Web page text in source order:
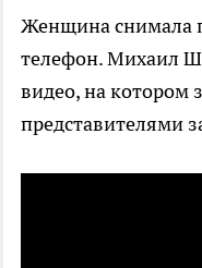
Женщина снимала
телефон. Михаил
видео, на котором
представителями